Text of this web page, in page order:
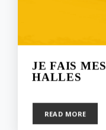
JE FAIS
HALLES
READ MORE